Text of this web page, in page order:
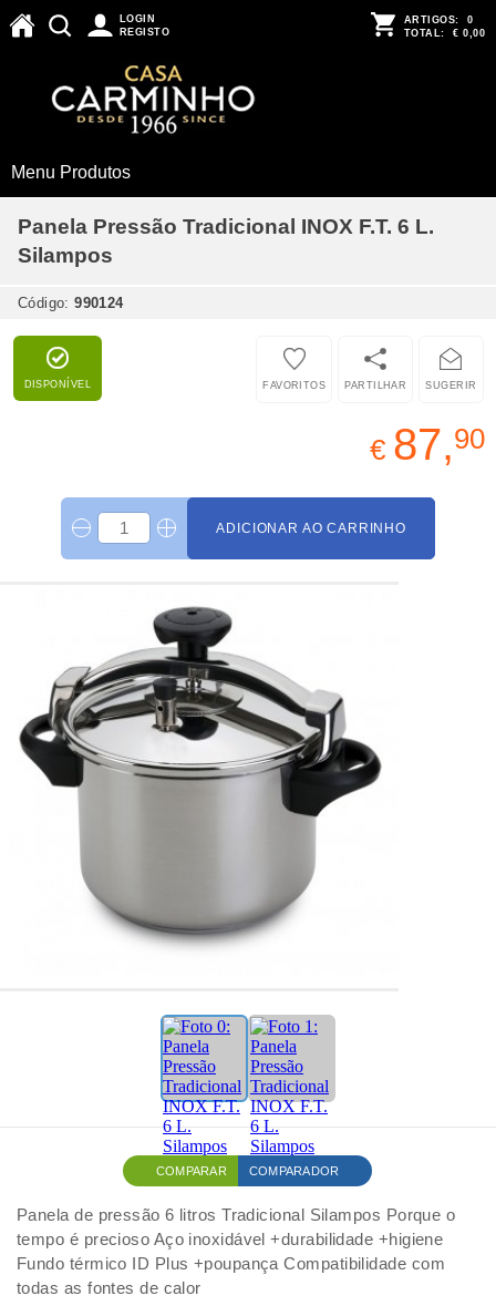
LOGIN
REGISTO
ARTIGOS: 0
TOTAL: € 0,00
Menu Produtos
Panela Pressão Tradicional INOX F.T. 6 L.
Silampos
Código:990124
DISPONÍVEL SUGERIR
PARTILHAR
FAVORITOS
€ 87,90
ADICIONAR AO CARRINHO
COMPARAR COMPARADOR
Panela de pressão 6 litros Tradicional Silampos Porque o
tempo é precioso Aço inoxidável +durabilidade +higiene
Fundo térmico ID Plus +poupança Compatibilidade com
todas as fontes de calor